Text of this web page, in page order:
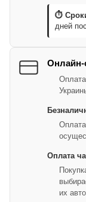
⏱
дней
Онлайн-
Оплата
их